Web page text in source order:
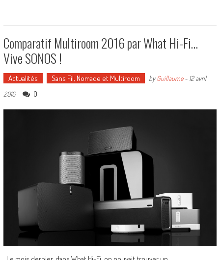
Comparatif Multiroom 2016 par What Hi-Fi…
Vive SONOS !
Actualités Sans Fil, Nomade et Multiroom byGuillaume- 12 avril
2016
0